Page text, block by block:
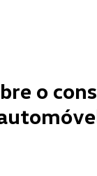
o